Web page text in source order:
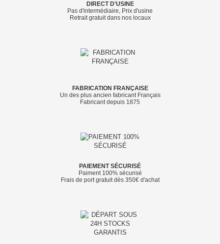
DIRECT D'USINE
Pas d'intermédiaire, Prix d'usine
Retrait gratuit dans nos locaux
FABRICATION FRANÇAISE
Un des plus ancien fabricant Français
Fabricant depuis 1875
PAIEMENT SÉCURISÉ
Paiment 100% sécurisé
Frais de port gratuit dès 350€ d'achat